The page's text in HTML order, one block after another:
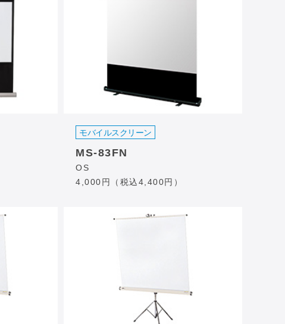
モバイルスクリーン
MS-83FN
OS
4,000円（税込4,400円）